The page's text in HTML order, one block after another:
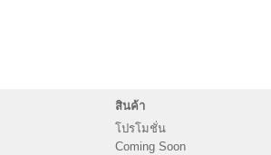
สินค้า
โปรโมชั่น
Coming Soon